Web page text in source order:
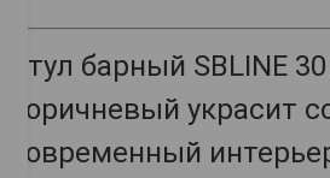
Стул барный SBLINE
коричневый украсит
современный